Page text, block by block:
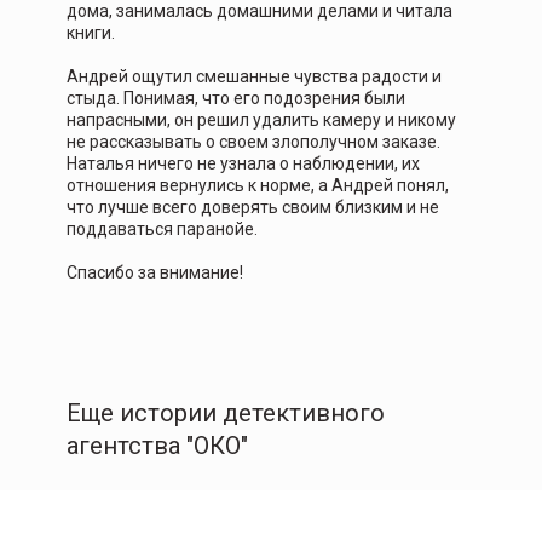
дома, занималась домашними делами и читала
книги.
Андрей ощутил смешанные чувства радости и
стыда. Понимая, что его подозрения были
напрасными, он решил удалить камеру и никому
не рассказывать о своем злополучном заказе.
Наталья ничего не узнала о наблюдении, их
отношения вернулись к норме, а Андрей понял,
что лучше всего доверять своим близким и не
поддаваться паранойе.
Спасибо за внимание!
Еще истории детективного
агентства "ОКО"